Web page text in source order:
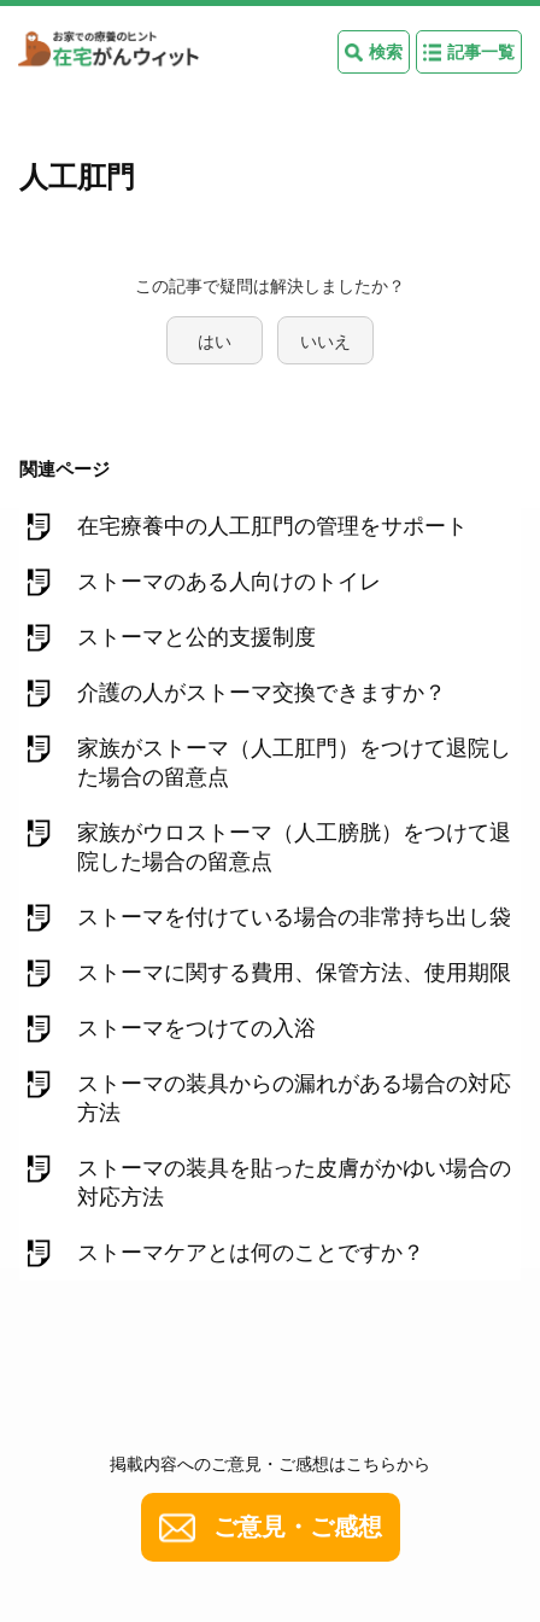
検索 記事一覧
人工肛門
この記事で疑問は解決しましたか？
はい いいえ
関連ページ
在宅療養中の人工肛門の管理をサポート
ストーマのある人向けのトイレ
ストーマと公的支援制度
介護の人がストーマ交換できますか？
家族がストーマ（人工肛門）をつけて退院し
た場合の留意点
家族がウロストーマ（人工膀胱）をつけて退
院した場合の留意点
ストーマを付けている場合の非常持ち出し袋
ストーマに関する費用、保管方法、使用期限
ストーマをつけての入浴
ストーマの装具からの漏れがある場合の対応
方法
ストーマの装具を貼った皮膚がかゆい場合の
対応方法
ストーマケアとは何のことですか？
掲載内容へのご意見・ご感想はこちらから
ご意見・ご感想